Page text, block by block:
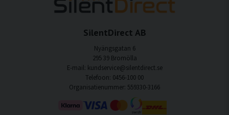
SilentDirect AB
Nyängsgatan 6
295 39 Bromölla
E-mail: kundservice@silentdirect.se
Telefoon: 0456-100 00
Organisatienummer: 559330-3166